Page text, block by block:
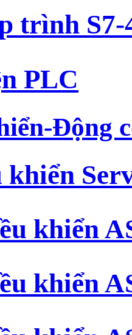
trình S7-
PLC
Động
khiển
khiển
khiển